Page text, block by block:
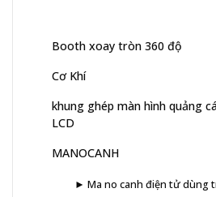
Booth xoay tròn 360 độ
Cơ Khí
khung ghép màn hình quảng
LCD
MANOCANH
► Ma no canh điện tử dùng